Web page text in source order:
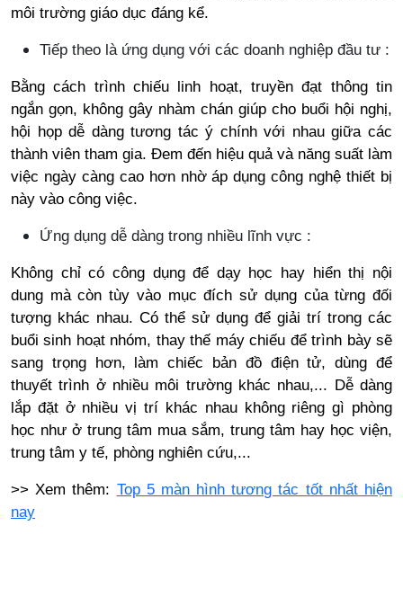
môi trường giáo dục đáng kể.
Tiếp theo là ứng dụng với các doanh nghiệp đầu tư :
Bằng cách trình chiếu linh hoạt, truyền đạt thông tin
ngắn gọn, không gây nhàm chán giúp cho buổi hội nghị,
hội họp dễ dàng tương tác ý chính với nhau giữa các
thành viên tham gia. Đem đến hiệu quả và năng suất làm
việc ngày càng cao hơn nhờ áp dụng công nghệ thiết bị
này vào công việc.
Ứng dụng dễ dàng trong nhiều lĩnh vực :
Không chỉ có công dụng để dạy học hay hiển thị nội
dung mà còn tùy vào mục đích sử dụng của từng đối
tượng khác nhau. Có thể sử dụng để giải trí trong các
buổi sinh hoạt nhóm, thay thế máy chiếu để trình bày sẽ
sang trọng hơn, làm chiếc bản đồ điện tử, dùng để
thuyết trình ở nhiều môi trường khác nhau,... Dễ dàng
lắp đặt ở nhiều vị trí khác nhau không riêng gì phòng
học như ở trung tâm mua sắm, trung tâm hay học viện,
trung tâm y tế, phòng nghiên cứu,...
>> Xem thêm: Top 5 màn hình tương tác tốt nhất hiện
nay